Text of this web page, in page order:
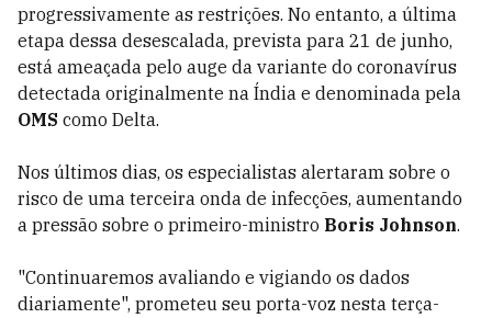
progressivamente as restrições. No entanto, a última
etapa dessa desescalada, prevista para 21 de junho,
está ameaçada pelo auge da variante do coronavírus
detectada originalmente na Índia e denominada pela
OMS como Delta.
Nos últimos dias, os especialistas alertaram sobre o
risco de uma terceira onda de infecções, aumentando
a pressão sobre o primeiro-ministro Boris Johnson.
"Continuaremos avaliando e vigiando os dados
diariamente", prometeu seu porta-voz nesta terça-